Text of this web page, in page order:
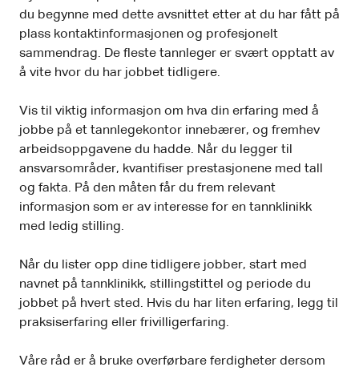
du begynne med dette avsnittet etter at du har fått på
plass kontaktinformasjonen og profesjonelt
sammendrag. De fleste tannleger er svært opptatt av
å vite hvor du har jobbet tidligere.
Vis til viktig informasjon om hva din erfaring med å
jobbe på et tannlegekontor innebærer, og fremhev
arbeidsoppgavene du hadde. Når du legger til
ansvarsområder, kvantifiser prestasjonene med tall
og fakta. På den måten får du frem relevant
informasjon som er av interesse for en tannklinikk
med ledig stilling.
Når du lister opp dine tidligere jobber, start med
navnet på tannklinikk, stillingstittel og periode du
jobbet på hvert sted. Hvis du har liten erfaring, legg til
praksiserfaring eller frivilligerfaring.
Våre råd er å bruke overførbare ferdigheter dersom